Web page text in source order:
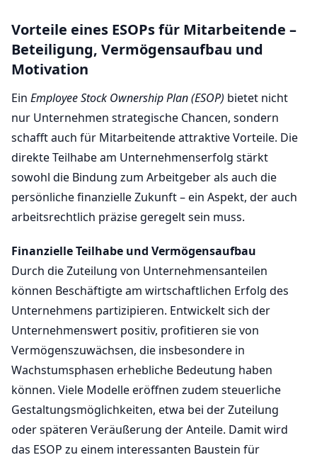
Vorteile eines ESOPs für Mitarbeitende –
Beteiligung, Vermögensaufbau und
Motivation
Ein Employee Stock Ownership Plan (ESOP) bietet nicht
nur Unternehmen strategische Chancen, sondern
schafft auch für Mitarbeitende attraktive Vorteile. Die
direkte Teilhabe am Unternehmenserfolg stärkt
sowohl die Bindung zum Arbeitgeber als auch die
persönliche finanzielle Zukunft – ein Aspekt, der auch
arbeitsrechtlich präzise geregelt sein muss.
Finanzielle Teilhabe und Vermögensaufbau
Durch die Zuteilung von Unternehmensanteilen
können Beschäftigte am wirtschaftlichen Erfolg des
Unternehmens partizipieren. Entwickelt sich der
Unternehmenswert positiv, profitieren sie von
Vermögenszuwächsen, die insbesondere in
Wachstumsphasen erhebliche Bedeutung haben
können. Viele Modelle eröffnen zudem steuerliche
Gestaltungsmöglichkeiten, etwa bei der Zuteilung
oder späteren Veräußerung der Anteile. Damit wird
das ESOP zu einem interessanten Baustein für